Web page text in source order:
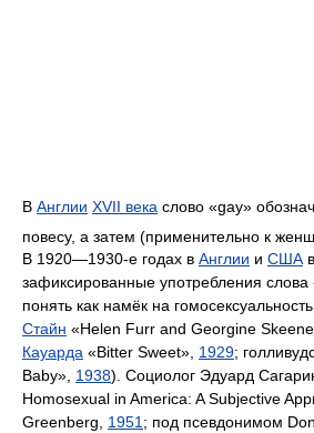
В Англии XVII века слово «gay»
повесу, а затем (применительно к
В 1920—1930-е годах в Англии и США
зафиксированные употребления
понять как намёк на
Стайн «Helen Furr and Georgine
Кауарда «Bitter Sweet», 1929;
Baby», 1938). Социолог Эдуард
Homosexual in America: A Subjective
Greenberg, 1951; под псевдонимом